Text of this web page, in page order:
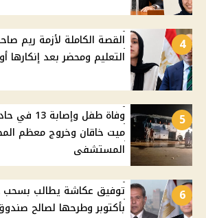
4
التعليم ومحضر بعد إنكارها
5
وفاة طفل
ميت خاقان وخروج معظم
المستشفى
6
بأكتوبر وطرحها لصالح